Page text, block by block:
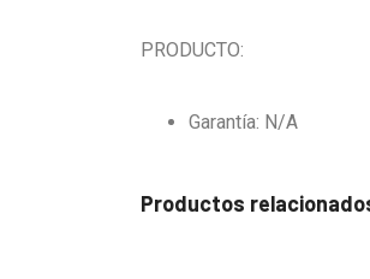
PRODUCTO:
Garantía: N/A
Productos